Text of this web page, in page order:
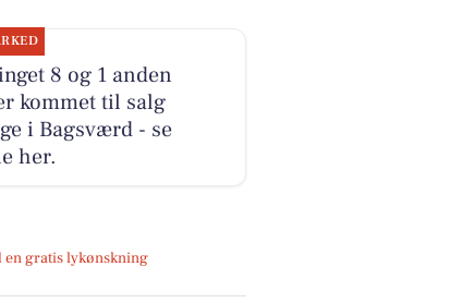
8 og 1 anden
kommet til salg
i Bagsværd - se
her.
en gratis lykønskning